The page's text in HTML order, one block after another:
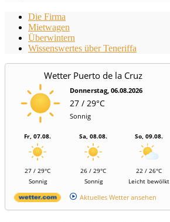
Die Firma
Mietwagen
Überwintern
Wissenswertes über Teneriffa
Wetter Puerto de la Cruz
Donnerstag, 06.08.2026
27 / 29°C
Sonnig
Fr, 07.08.
27 / 29°C
Sonnig
Sa, 08.08.
26 / 29°C
Sonnig
So, 09.08.
22 / 26°C
Leicht bewölkt
Aktuelles Wetter ansehen